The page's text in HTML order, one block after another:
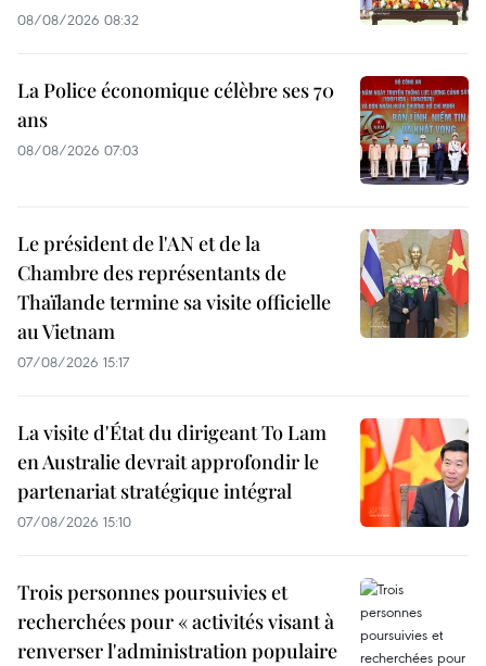
08/08/2026 08:32
La Police économique célèbre ses 70
ans
08/08/2026 07:03
Le président de l'AN et de la
Chambre des représentants de
Thaïlande termine sa visite officielle
au Vietnam
07/08/2026 15:17
La visite d'État du dirigeant To Lam
en Australie devrait approfondir le
partenariat stratégique intégral
07/08/2026 15:10
Trois personnes poursuivies et
recherchées pour « activités visant à
renverser l'administration populaire